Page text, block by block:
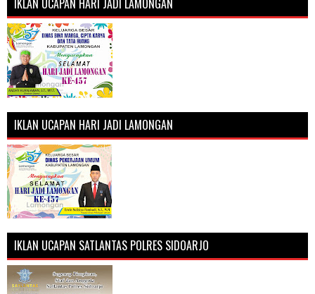
IKLAN UCAPAN HARI JADI LAMONGAN
IKLAN UCAPAN SATLANTAS POLRES SIDOARJO